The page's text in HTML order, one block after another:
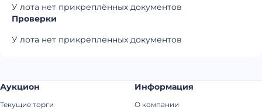
У лота нет прикреплённых документов
Проверки
У лота нет прикреплённых документов
Аукцион
Текущие торги
Информация
О компании